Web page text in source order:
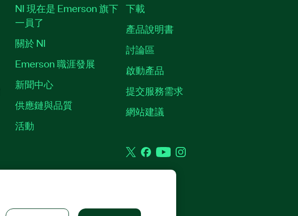
NI 現在是 Emerson 旗下
一員了
關於 NI
Emerson 職涯發展
新聞中心
供應鏈與品質
活動
下載
產品說明書
討論區
啟動產品
提交服務需求
網站建議
TwitterFacebook
YouTubeInstagram